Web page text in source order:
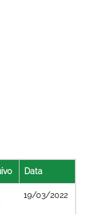
Data
19/03/2022